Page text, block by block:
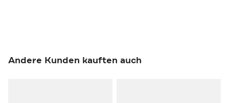
Andere Kunden kauften auch